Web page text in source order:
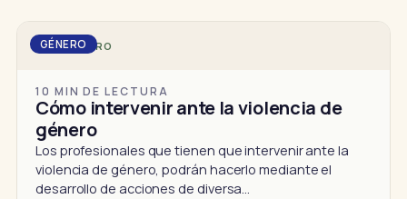
DD · GÉNERO
GÉNERO
10 MIN DE LECTURA
Cómo intervenir ante la violencia de
género
Los profesionales que tienen que intervenir ante la
violencia de género, podrán hacerlo mediante el
desarrollo de acciones de diversa…